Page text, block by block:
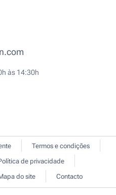
às 14:30h
Termos e condições
de privacidade
do site Contacto